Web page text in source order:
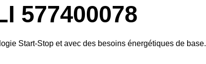
de
dialogue
577400078
Start-Stop et avec des besoins énergétiques de base.